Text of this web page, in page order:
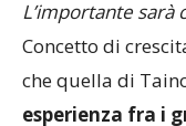
preferisco non
L’importante sarà
Concetto di